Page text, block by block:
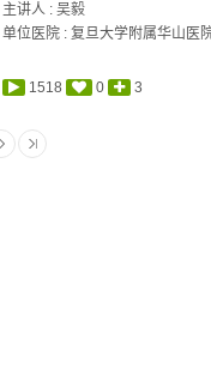
主讲人 :吴毅
单位医院 : 复旦大学附属华山医
1518 0 3